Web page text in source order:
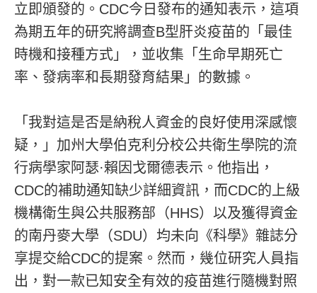
立即頒發的。CDC今日發布的通知表示，這項
為期五年的研究將調查B型肝炎疫苗的「最佳
時機和接種方式」，並收集「生命早期死亡
率、發病率和長期發育結果」的數據。
「我對這是否是納稅人資金的良好使用深感懷
疑，」加州大學伯克利分校公共衛生學院的流
行病學家阿瑟·賴因戈爾德表示。他指出，
CDC的補助通知缺少詳細資訊，而CDC的上級
機構衛生與公共服務部（HHS）以及獲得資金
的南丹麥大學（SDU）均未向《科學》雜誌分
享提交給CDC的提案。然而，幾位研究人員指
出，對一款已知安全有效的疫苗進行隨機對照